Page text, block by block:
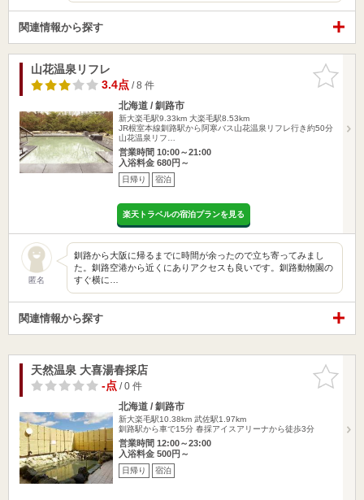
関連情報から探す
お気に入
りに追加
山花温泉リフレ
3.4点/ 8 件
北海道 / 釧路市
新大楽毛駅9.33km 大楽毛駅8.53km
JR根室本線釧路駅から阿寒バス山花温泉リフレ行き約50分
山花温泉リフ…
営業時間 10:00～21:00
入浴料金 680円～
日帰り 宿泊
楽天トラベルの宿泊プランを見る
匿名
釧路から大阪に帰るまでに時間が余ったので立ち寄ってみまし
た。釧路空港から近くにありアクセスも良いです。釧路動物園の
すぐ横に…
関連情報から探す
お気に入
りに追加
天然温泉 大喜湯春採店
-点/ 0 件
北海道 / 釧路市
新大楽毛駅10.38km 武佐駅1.97km
釧路駅から車で15分 春採アイスアリーナから徒歩3分
営業時間 12:00～23:00
入浴料金 500円～
日帰り 宿泊